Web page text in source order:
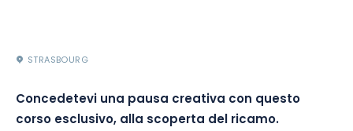
STRASBOURG
Concedetevi una pausa creativa con questo
corso esclusivo, alla scoperta del ricamo.